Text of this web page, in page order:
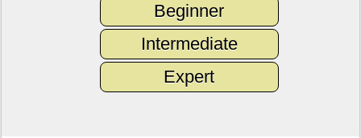
Beginner
Intermediate
Expert